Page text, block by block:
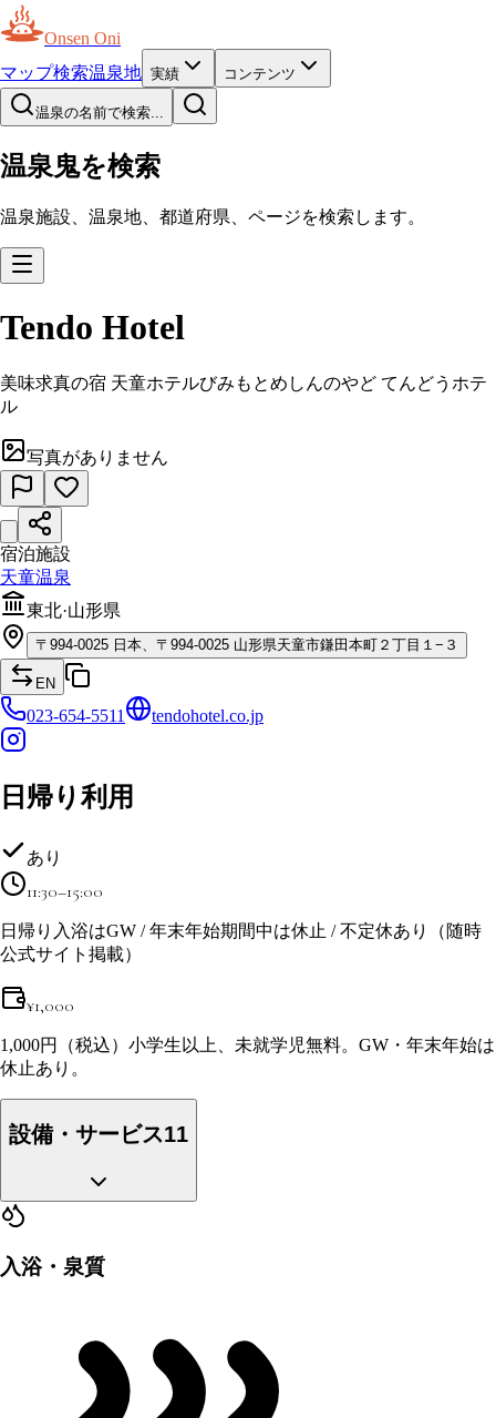
Onsen Oni
マップ検索温泉地 実績 コンテンツ
温泉の名前で検索...
温泉鬼を検索
温泉施設、温泉地、都道府県、ページを検索します。
Tendo Hotel
美味求真の宿 天童ホテルびみもとめしんのやど てんどうホテ
ル
写真がありません
宿泊施設
天童温泉
東北·山形県
〒 994-0025 日本、〒994-0025 山形県天童市鎌田本町２丁目１−３
EN
023-654-5511 tendohotel.co.jp
日帰り利用
あり
11:30–15:00
日帰り入浴はGW / 年末年始期間中は休止 / 不定休あり（随時
公式サイト掲載）
¥1,000
1,000円（税込）小学生以上、未就学児無料。GW・年末年始は
休止あり。
設備・サービス11
入浴・泉質